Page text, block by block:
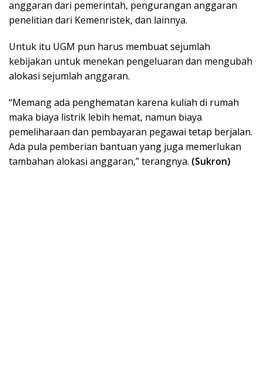
anggaran dari pemerintah, pengurangan anggaran
penelitian dari Kemenristek, dan lainnya.
Untuk itu UGM pun harus membuat sejumlah
kebijakan untuk menekan pengeluaran dan mengubah
alokasi sejumlah anggaran.
“Memang ada penghematan karena kuliah di rumah
maka biaya listrik lebih hemat, namun biaya
pemeliharaan dan pembayaran pegawai tetap berjalan.
Ada pula pemberian bantuan yang juga memerlukan
tambahan alokasi anggaran,” terangnya. (Sukron)